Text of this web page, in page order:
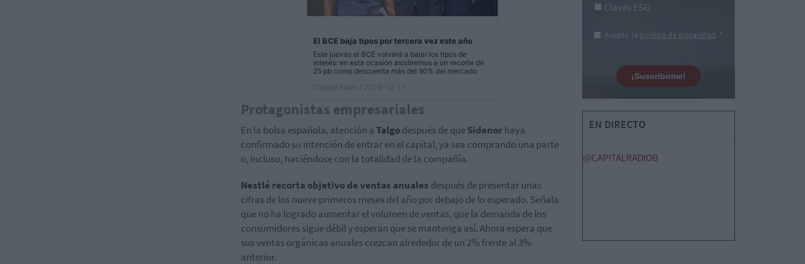
El BCE baja tipos por tercera vez este año
Este jueves el BCE volverá a bajar los tipos de
interés: en esta ocasión asistiremos a un recorte de
25 pb como descuenta más del 90% del mercado
Capital Radio
/ 2024-10-17
Protagonistas empresariales
En la bolsa española, atención a Talgodespués de queSidenorhaya
confirmado su intención de entrar en el capital, ya sea comprando una parte
o, incluso, haciéndose con la totalidad de la compañía.
Nestlé recorta objetivo de ventas anuales después de presentar unas
cifras de los nueve primeros meses del año por debajo de lo esperado. Señala
que no ha logrado aumentar el volumen de ventas, que la demanda de los
consumidores sigue débil y esperan que se mantenga así. Ahora espera que
sus ventas orgánicas anuales crezcan alrededor de un 2% frente al 3%
anterior.
Claves ESG
Acepto la política de privacidad. *
¡Suscribirme!
EN DIRECTO
@CAPITALRADIOB